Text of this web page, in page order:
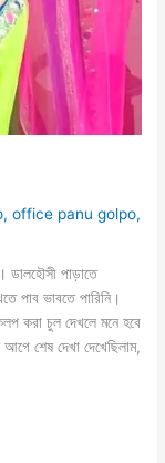
,office panu golpo,
ডালহৌসী পাড়াতে
পাব ভাবতে পারিনি।
করা চুল দেখলে মনে হবে
শেষ দেখা দেখেছিলাম,